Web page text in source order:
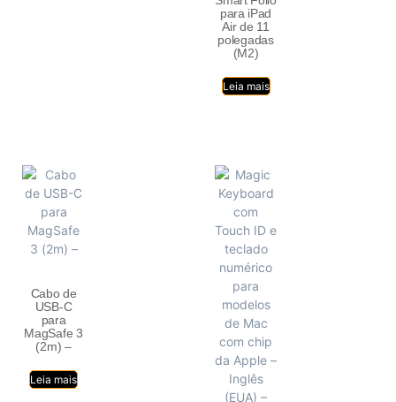
para iPad
Air de 11
polegadas
(M2)
Leia mais
Cabo de
USB-C
para
MagSafe 3
(2m) –
Leia mais